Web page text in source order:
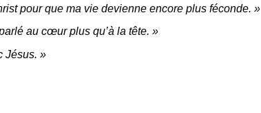
pour que ma vie devienne encore plus féconde. »
au cœur plus qu’à la tête. »
Jésus. »